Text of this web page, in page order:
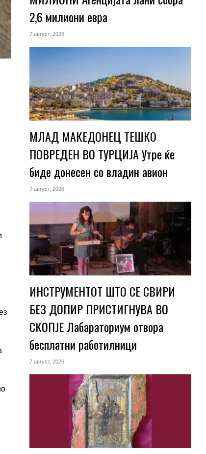
2,6 милиони евра
7 август, 2026
МЛАД МАКЕДОНЕЦ ТЕШКО
ПОВРЕДЕН ВО ТУРЦИЈА Утре ќе
биде донесен со владин авион
7 август, 2026
ИНСТРУМЕНТОТ ШТО СЕ СВИРИ
БЕЗ ДОПИР ПРИСТИГНУВА ВО
СКОПЈЕ Лабараториум отвора
бесплатни работилници
7 август, 2026